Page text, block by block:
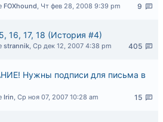
9
FOXhound, Чт фев 28, 2008 9:39 pm
16, 17, 18 (История #4)
405
strannik, Ср дек 12, 2007 4:38 pm
Нужны подписи для письма в
15
Irin, Ср ноя 07, 2007 10:28 am